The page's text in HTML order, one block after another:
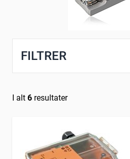
FILTRER
I alt 6 resultater